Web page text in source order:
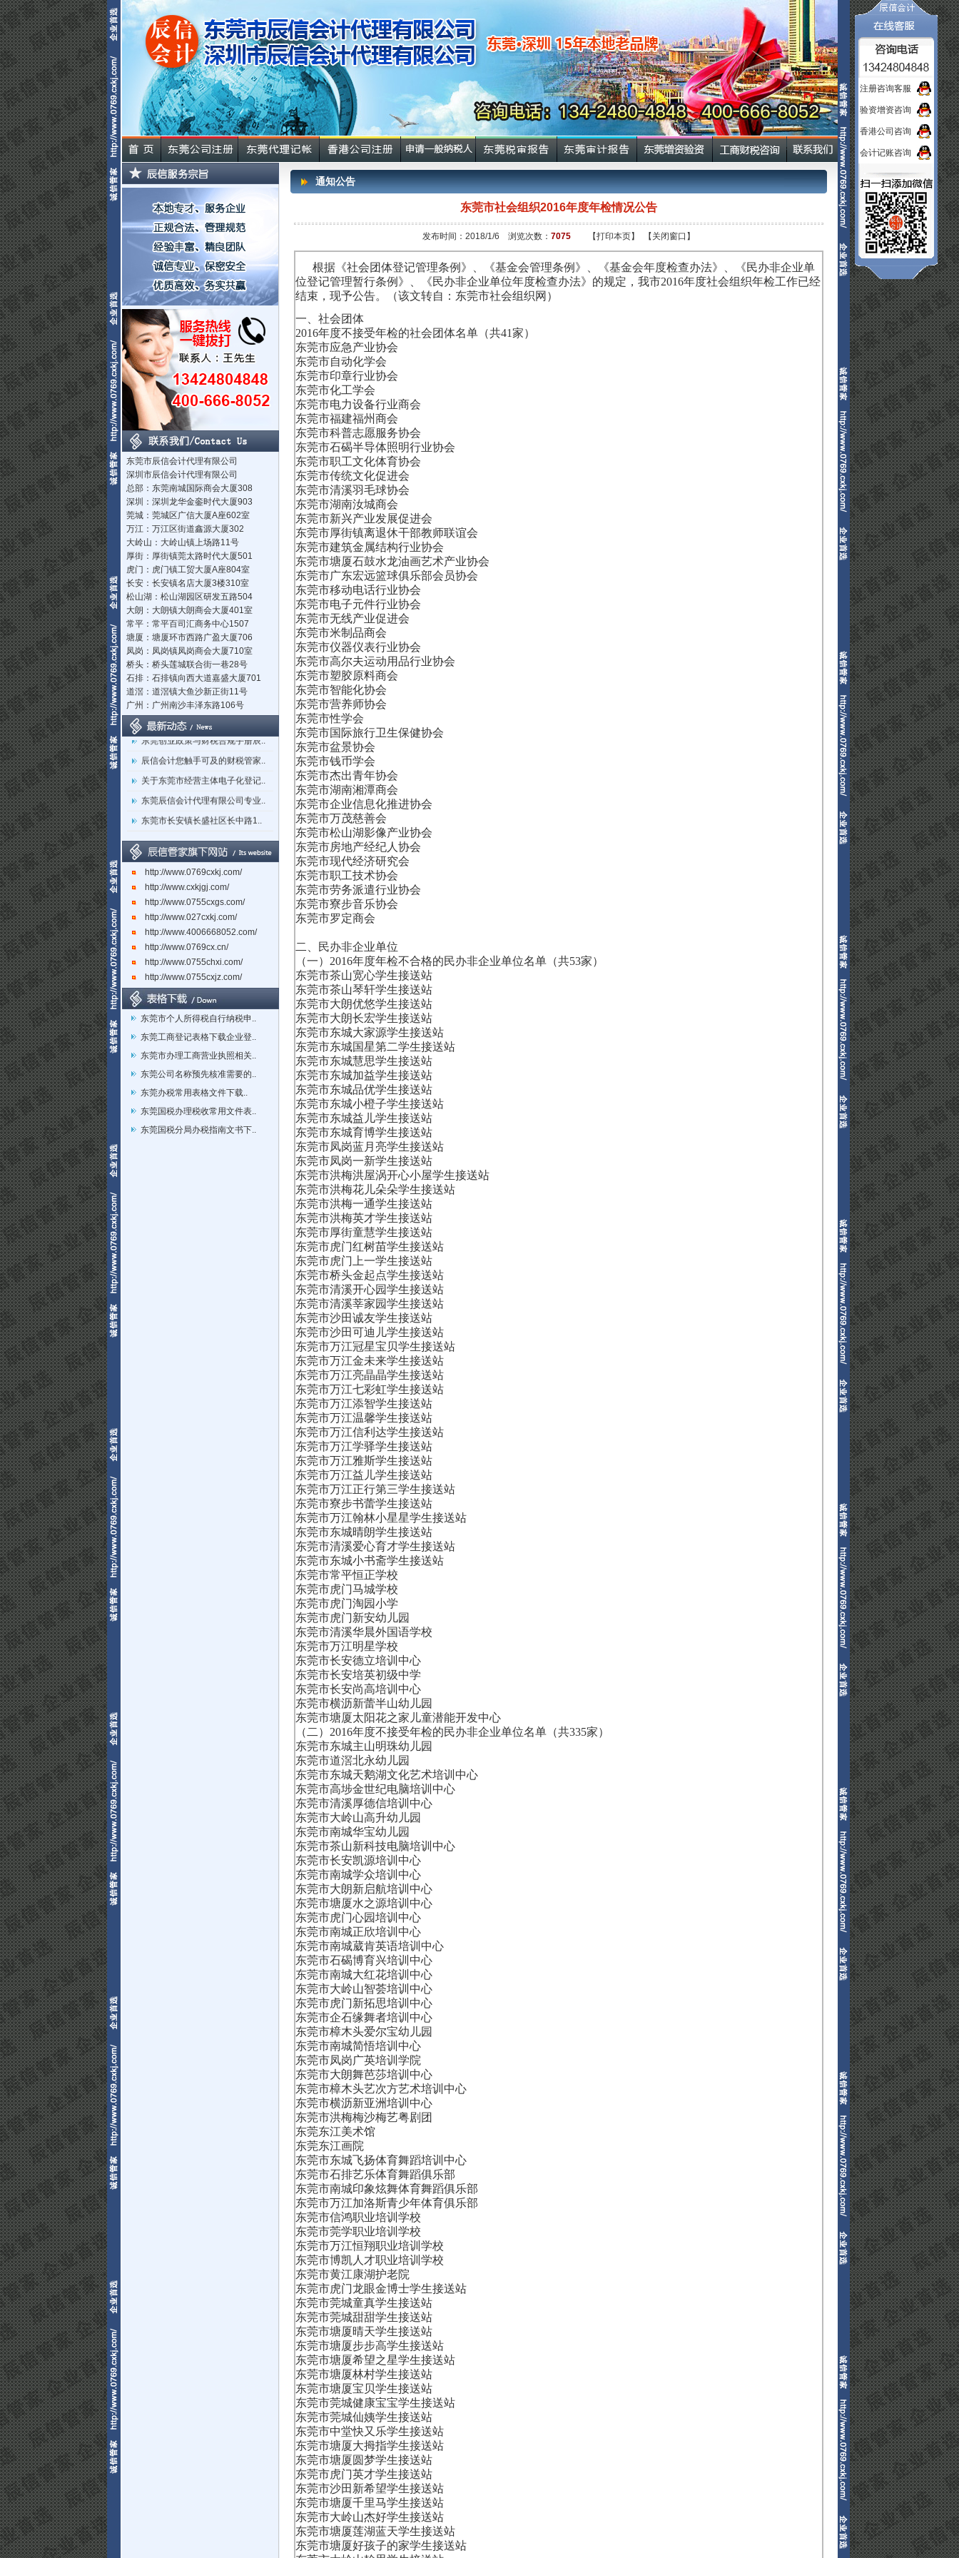
东莞市辰信会计代理有限公司
深圳市辰信会计代理有限公司
总部：东莞南城国际商会大厦308
深圳：深圳龙华金銮时代大厦903
莞城：莞城区广信大厦A座602室
万江：万江区街道鑫源大厦302
大岭山：大岭山镇上场路11号
厚街：厚街镇莞太路时代大厦501
虎门：虎门镇工贸大厦A座804室
长安：长安镇名店大厦3楼310室
松山湖：松山湖园区研发五路504
大朗：大朗镇大朗商会大厦401室
常平：常平百司汇商务中心1507
塘厦：塘厦环市西路广盈大厦706
凤岗：凤岗镇凤岗商会大厦710室
桥头：桥头莲城联合街一巷28号
石排：石排镇向西大道嘉盛大厦701
道滘：道滘镇大鱼沙新正街11号
广州：广州南沙丰泽东路106号
立足莞深，辐射湾区：东莞市辰..
东莞创业政策与财税合规手册辰..
http://www.0769cxkj.com/
http://www.cxkjgj.com/
http://www.0755cxgs.com/
http://www.027cxkj.com/
http://www.4006668052.com/
http://www.0769cx.cn/
http://www.0755chxi.com/
http://www.0755cxjz.com/
东莞市个人所得税自行纳税申..
东莞工商登记表格下载企业登..
东莞市办理工商营业执照相关..
东莞公司名称预先核准需要的..
东莞办税常用表格文件下载..
东莞国税办理税收常用文件表..
东莞国税分局办税指南文书下..
通知公告
东莞市社会组织2016年度年检情况公告
发布时间：2018/1/6 浏览次数： 7075 【打印本页】 【关闭窗口】
根据《社会团体登记管理条例》、《基金会管理条例》、《基金会年度检查办法》、《民办非企业单
位登记管理暂行条例》、《民办非企业单位年度检查办法》的规定，我市2016年度社会组织年检工作已经
结束，现予公告。
（该文转自：东莞市社会组织网）
一、社会团体
2016年度不接受年检的社会团体名单（共41家）
东莞市应急产业协会
东莞市自动化学会
东莞市印章行业协会
东莞市化工学会
东莞市电力设备行业商会
东莞市福建福州商会
东莞市科普志愿服务协会
东莞市石碣半导体照明行业协会
东莞市职工文化体育协会
东莞市传统文化促进会
东莞市清溪羽毛球协会
东莞市湖南汝城商会
东莞市新兴产业发展促进会
东莞市厚街镇离退休干部教师联谊会
东莞市建筑金属结构行业协会
东莞市塘厦石鼓水龙油画艺术产业协会
东莞市广东宏远篮球俱乐部会员协会
东莞市移动电话行业协会
东莞市电子元件行业协会
东莞市无线产业促进会
东莞市米制品商会
东莞市仪器仪表行业协会
东莞市高尔夫运动用品行业协会
东莞市塑胶原料商会
东莞市智能化协会
东莞市营养师协会
东莞市性学会
东莞市国际旅行卫生保健协会
东莞市盆景协会
东莞市钱币学会
东莞市杰出青年协会
东莞市湖南湘潭商会
东莞市企业信息化推进协会
东莞市万茂慈善会
东莞市松山湖影像产业协会
东莞市房地产经纪人协会
东莞市现代经济研究会
东莞市职工技术协会
东莞市劳务派遣行业协会
东莞市寮步音乐协会
东莞市罗定商会
二、民办非企业单位
（一）2016年度年检不合格的民办非企业单位名单（共53家）
东莞市茶山宽心学生接送站
东莞市茶山琴轩学生接送站
东莞市大朗优悠学生接送站
东莞市大朗长宏学生接送站
东莞市东城大家源学生接送站
东莞市东城国星第二学生接送站
东莞市东城慧思学生接送站
东莞市东城加益学生接送站
东莞市东城品优学生接送站
东莞市东城小橙子学生接送站
东莞市东城益儿学生接送站
东莞市东城育博学生接送站
东莞市凤岗蓝月亮学生接送站
东莞市凤岗一新学生接送站
东莞市洪梅洪屋涡开心小屋学生接送站
东莞市洪梅花儿朵朵学生接送站
东莞市洪梅一通学生接送站
东莞市洪梅英才学生接送站
东莞市厚街童慧学生接送站
东莞市虎门红树苗学生接送站
东莞市虎门上一学生接送站
东莞市桥头金起点学生接送站
东莞市清溪开心园学生接送站
东莞市清溪莘家园学生接送站
东莞市沙田诚友学生接送站
东莞市沙田可迪儿学生接送站
东莞市万江冠星宝贝学生接送站
东莞市万江金未来学生接送站
东莞市万江亮晶晶学生接送站
东莞市万江七彩虹学生接送站
东莞市万江添智学生接送站
东莞市万江温馨学生接送站
东莞市万江信利达学生接送站
东莞市万江学驿学生接送站
东莞市万江雅斯学生接送站
东莞市万江益儿学生接送站
东莞市万江正行第三学生接送站
东莞市寮步书蕾学生接送站
东莞市万江翰林小星星学生接送站
东莞市东城晴朗学生接送站
东莞市清溪爱心育才学生接送站
东莞市东城小书斋学生接送站
东莞市常平恒正学校
东莞市虎门马城学校
东莞市虎门淘园小学
东莞市虎门新安幼儿园
东莞市清溪华晨外国语学校
东莞市万江明星学校
东莞市长安德立培训中心
东莞市长安培英初级中学
东莞市长安尚高培训中心
东莞市横沥新蕾半山幼儿园
东莞市塘厦太阳花之家儿童潜能开发中心
（二）2016年度不接受年检的民办非企业单位名单（共335家）
东莞市东城主山明珠幼儿园
东莞市道滘北永幼儿园
东莞市东城天鹅湖文化艺术培训中心
东莞市高埗金世纪电脑培训中心
东莞市清溪厚德信培训中心
东莞市大岭山高升幼儿园
东莞市南城华宝幼儿园
东莞市茶山新科技电脑培训中心
东莞市长安凯源培训中心
东莞市南城学众培训中心
东莞市大朗新启航培训中心
东莞市塘厦水之源培训中心
东莞市虎门心园培训中心
东莞市南城正欣培训中心
东莞市南城葳肯英语培训中心
东莞市石碣博育兴培训中心
东莞市南城大红花培训中心
东莞市大岭山智荟培训中心
东莞市虎门新拓思培训中心
东莞市企石缘舞者培训中心
东莞市樟木头爱尔宝幼儿园
东莞市南城简悟培训中心
东莞市凤岗广英培训学院
东莞市大朗舞芭莎培训中心
东莞市樟木头艺次方艺术培训中心
东莞市横沥新亚洲培训中心
东莞市洪梅梅沙梅艺粤剧团
东莞东江美术馆
东莞东江画院
东莞市东城飞扬体育舞蹈培训中心
东莞市石排艺乐体育舞蹈俱乐部
东莞市南城印象炫舞体育舞蹈俱乐部
东莞市万江加洛斯青少年体育俱乐部
东莞市信鸿职业培训学校
东莞市莞学职业培训学校
东莞市万江恒翔职业培训学校
东莞市博凯人才职业培训学校
东莞市黄江康湖护老院
东莞市虎门龙眼金博士学生接送站
东莞市莞城童真学生接送站
东莞市莞城甜甜学生接送站
东莞市塘厦晴天学生接送站
东莞市塘厦步步高学生接送站
东莞市塘厦希望之星学生接送站
东莞市塘厦林村学生接送站
东莞市塘厦宝贝学生接送站
东莞市莞城健康宝宝学生接送站
东莞市莞城仙姨学生接送站
东莞市中堂快又乐学生接送站
东莞市塘厦大拇指学生接送站
东莞市塘厦圆梦学生接送站
东莞市虎门英才学生接送站
东莞市沙田新希望学生接送站
东莞市塘厦千里马学生接送站
东莞市大岭山杰好学生接送站
东莞市塘厦莲湖蓝天学生接送站
东莞市塘厦好孩子的家学生接送站
注册咨询客服
验资增资咨询
香港公司咨询
会计记账咨询